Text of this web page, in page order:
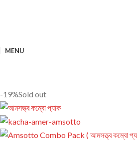
MENU
-19%Sold out